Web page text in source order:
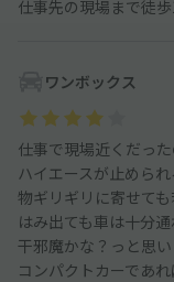
仕事先の現場まで徒
ワンボックス
仕事で現場近くだった
ハイエースが止めら
物ギリギリに寄せて
はみ出ても車は十分
干邪魔かな？っと思い
コンパクトカーであ